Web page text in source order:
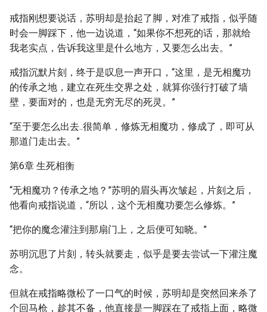
戒指刚想要说话，苏明却是抬起了脚，对准了戒指，似乎随
时会一脚踩下，他一边说道，“如果你不想死的话，那就给
我老实点，告诉我这里是什么地方，又要怎么出去。”
戒指沉默片刻，终于是叹息一声开口，“这里，是无相魔功
的传承之地，建立在死生交界之处，就算你强行打破了墙
壁，要面对的，也是无穷无尽的死灵。”
“至于要怎么出去..很简单，修炼无相魔功，修成了，即可从
那道门走出去。”
第6章 生死相衡
“无相魔功？传承之地？”苏明的眉头再次皱起，片刻之后，
他看向戒指说道，“所以，这个无相魔功要怎么修炼。”
“把你的魔念灌注到那扇门上，之后便可知晓。”
苏明沉思了片刻，转头就要走，似乎是要去尝试一下灌注魔
念。
但就在戒指略微松了一口气的时候，苏明却是突然回来杀了
个回马枪，趁其不备，他直接是一脚踩在了戒指上面，略微